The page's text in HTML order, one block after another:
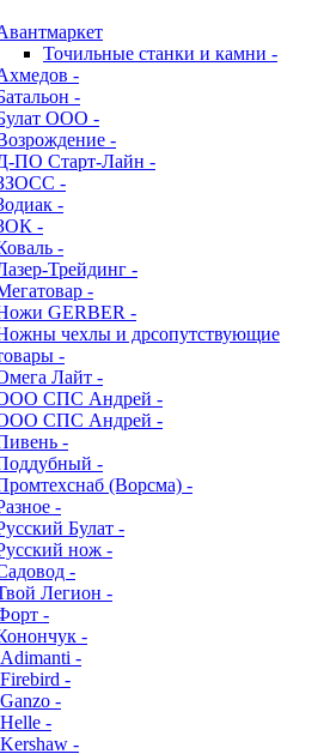
Точильные станки и камни -
-
-
ООО -
-
ПО Старт-Лайн -
-
-
-
-
Трейдинг -
-
GERBER -
чехлы и дрсопутствующие
-
Лайт -
СПС Андрей -
СПС Андрей -
-
-
(Ворсма) -
-
Булат -
нож -
-
Легион -
-
-
-
-
-
-
-